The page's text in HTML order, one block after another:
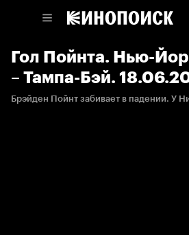
Гол Пойнта. Нью-
– Тампа-Бэй.
Брэйден Пойнт забивает в падении. У